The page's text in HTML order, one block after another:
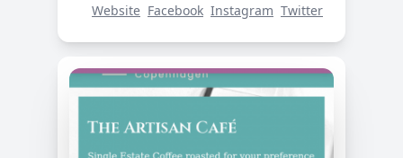
Website Facebook Instagram Twitter